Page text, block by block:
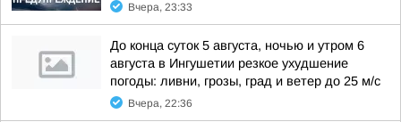
Вчера, 23:33
До конца суток 5 августа, ночью и утром 6
августа в Ингушетии резкое ухудшение
погоды: ливни, грозы, град и ветер до 25 м/с
Вчера, 22:36